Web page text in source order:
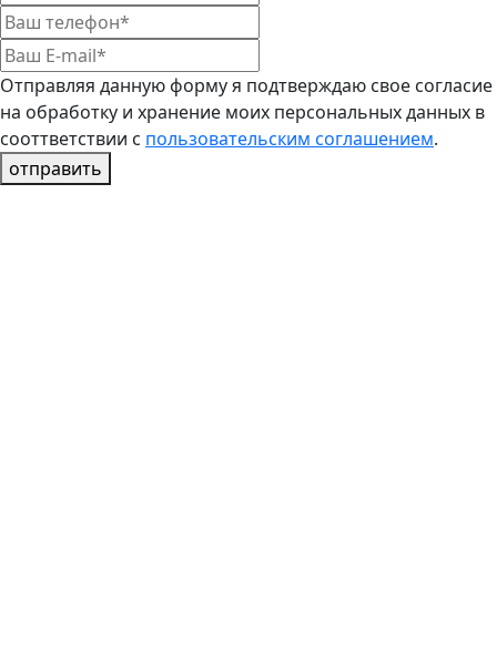
Отправляя данную форму я подтверждаю свое согласие
на обработку и хранение моих персональных данных в
сооттветствии с пользовательским соглашением.
отправить